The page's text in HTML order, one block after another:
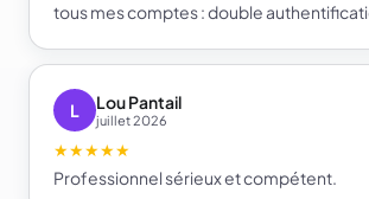
tous mes comptes : double
beaucoup plus serein sur la sécurité de
Je recommande e-infomat.
L
Lou Pantail
juillet 2026
★★★★★
Professionnel sérieux et compétent.